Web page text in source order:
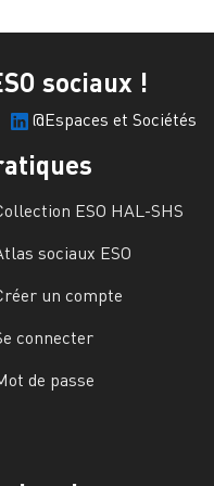
sociaux !
@Espaces et Sociétés
ESO HAL-SHS
sociaux ESO
un compte
connecter
de passe